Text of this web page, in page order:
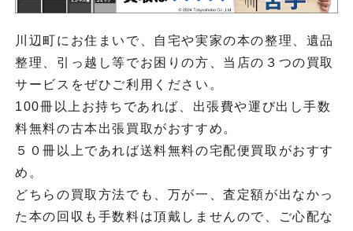
川辺町にお住まいで、自宅や実家の本の整理、遺品
整理、引っ越し等でお困りの方、当店の３つの買取
サービスをぜひご利用ください。
100冊以上お持ちであれば、出張費や運び出し手数
料無料の古本出張買取がおすすめ。
５０冊以上であれば送料無料の宅配便買取がおすす
め。
どちらの買取方法でも、万が一、査定額が出なかっ
た本の回収も手数料は頂戴しませんので、ご心配な